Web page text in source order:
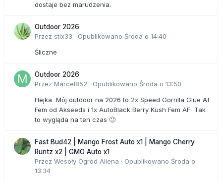
dostaje bez marudzenia.
Outdoor 2026
Przez stix33 · Opublikowano Środa o 14:40
Śliczne
Outdoor 2026
Przez Marcel852 · Opublikowano Środa o 13:50
Hejka Mój outdoor na 2026 to 2x Speed Gorrilla Glue Af
Fem od Akseeds i 1x AutoBlack Berry Kush Fem AF Tak
to wygląda na ten czas 🙂
Fast Bud42 | Mango Frost Auto x1 | Mango Cherry
Runtz x2 | GMO Auto x1
Przez Wesoły Ogród Aliena · Opublikowano Środa o
13:34